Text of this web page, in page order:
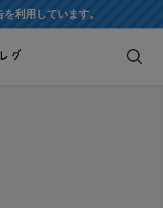
利用しています。